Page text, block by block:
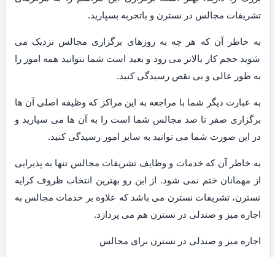
تشریفات مجالس در نسترن و باتجربه بسپارید.
به خاطر آن که هر چه به روزهای برگزاری مجالس نزدیک می
شوید حجم کار بالاتر می رود و بعید است شما بتوانید همه امور را
به طور عالی و بی نقص رسیدگی کنید.
به عبارت دیگر شما با مراجعه به این مراکز که وظیفه اصلی آن ها
برگزاری صفر تا صد مجالس شما است را به آن ها می سپارید و
در این صورت شما می توانید به سایر امور رسیدگی کنید.
به خاطر آن که خدمات و وظایف تشریفات مجالس تنها به پذیرایی
از مهمانان ختم نمی شود. از این رو بهترین انتخاب ظروف کرایه
نسترن، تشریفات نسترن می باشد که علاوه بر خدمات مجالس به
اجاره میز و صندلی در نسترن هم می پردازد.
اجاره میز و صندلی در نسترن برای مجالس